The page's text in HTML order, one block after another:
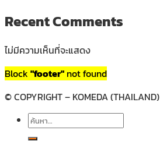
Recent Comments
ไม่มีความเห็นที่จะแสดง
Block "footer" not found
© COPYRIGHT – KOMEDA (THAILAND)
ค้นหา: